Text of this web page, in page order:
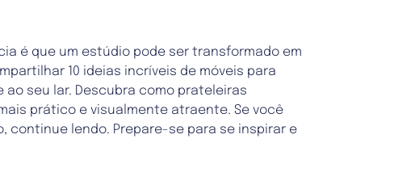
é que um estúdio pode ser transformado em
10 ideias incríveis de móveis para
seu lar. Descubra como prateleiras
prático e visualmente atraente. Se você
continue lendo. Prepare-se para se inspirar e